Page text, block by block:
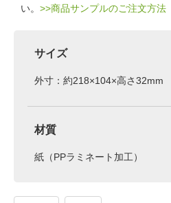
い。 >>商品サンプルのご注文方法
サイズ
外寸：約218×104×高さ32mm
材質
紙（PPラミネート加工）